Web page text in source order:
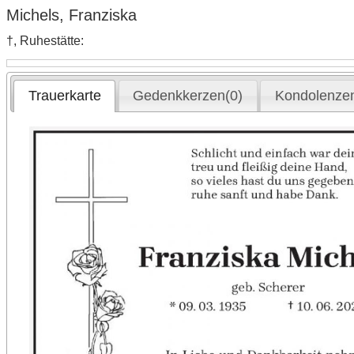
Michels, Franziska
†, Ruhestätte:
Trauerkarte Gedenkkerzen(0)